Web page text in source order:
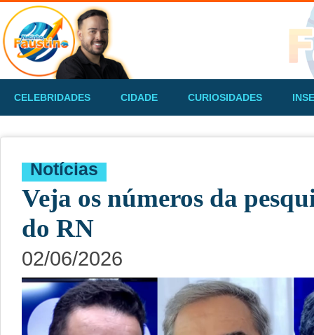
CELEBRIDADES CIDADE CURIOSIDADES
Notícias
Veja os números da
do RN
02/06/2026